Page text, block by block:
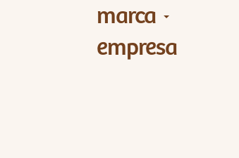
marca
empresa